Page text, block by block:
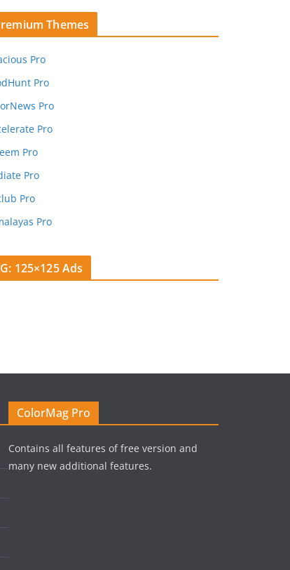
Themes
Pro
Pro
Pro
Pro
Pro
Pro
Pro
Pro
125×125 Ads
ColorMag Pro
Contains all features of free version and
many new additional features.